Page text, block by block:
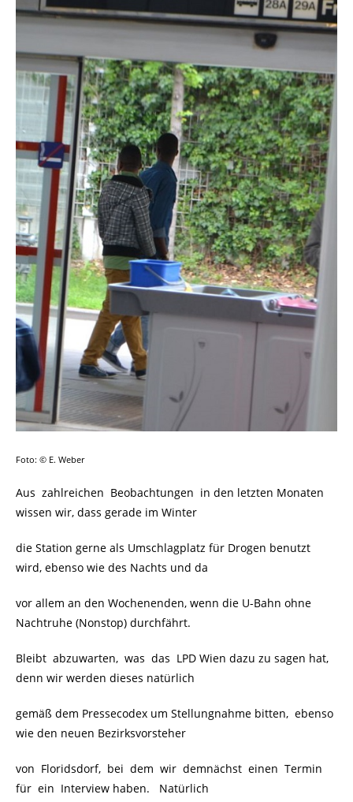
Foto: © E. Weber
Aus zahlreichen Beobachtungen in den letzten Monaten
wissen wir, dass gerade im Winter
die Station gerne als Umschlagplatz für Drogen benutzt
wird, ebenso wie des Nachts und da
vor allem an den Wochenenden, wenn die U-Bahn ohne
Nachtruhe (Nonstop) durchfährt.
Bleibt abzuwarten, was das LPD Wien dazu zu sagen hat,
denn wir werden dieses natürlich
gemäß dem Pressecodex um Stellungnahme bitten, ebenso
wie den neuen Bezirksvorsteher
von Floridsdorf, bei dem wir demnächst einen Termin
für ein Interview haben. Natürlich